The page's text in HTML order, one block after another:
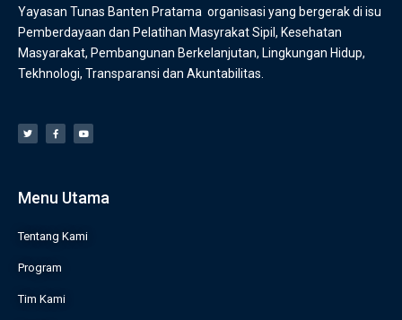
Yayasan Tunas Banten Pratama organisasi yang bergerak di isu
Pemberdayaan dan Pelatihan Masyrakat Sipil, Kesehatan
Masyarakat, Pembangunan Berkelanjutan, Lingkungan Hidup,
Tekhnologi, Transparansi dan Akuntabilitas.
Menu Utama
Tentang Kami
Program
Tim Kami